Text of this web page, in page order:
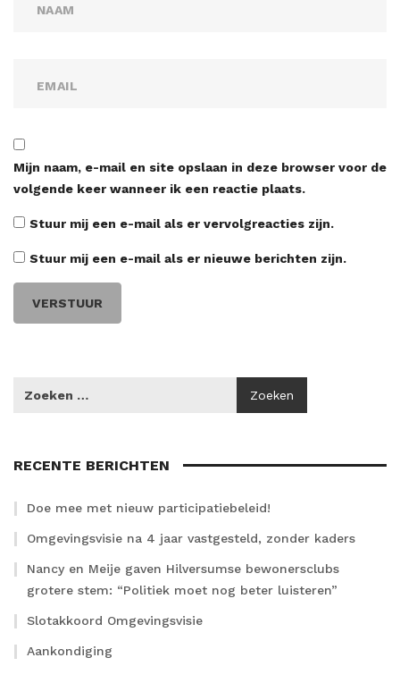
Mijn naam, e-mail en site opslaan in deze browser voor de
volgende keer wanneer ik een reactie plaats.
Stuur mij een e-mail als er vervolgreacties zijn.
Stuur mij een e-mail als er nieuwe berichten zijn.
RECENTE BERICHTEN
Doe mee met nieuw participatiebeleid!
Omgevingsvisie na 4 jaar vastgesteld, zonder kaders
Nancy en Meije gaven Hilversumse bewonersclubs
grotere stem: “Politiek moet nog beter luisteren”
Slotakkoord Omgevingsvisie
Aankondiging